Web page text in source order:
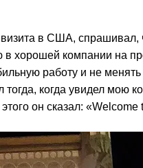
в США, спрашивал,
в хорошей компании на
работу и не
когда увидел мою
он сказал: «Welcome